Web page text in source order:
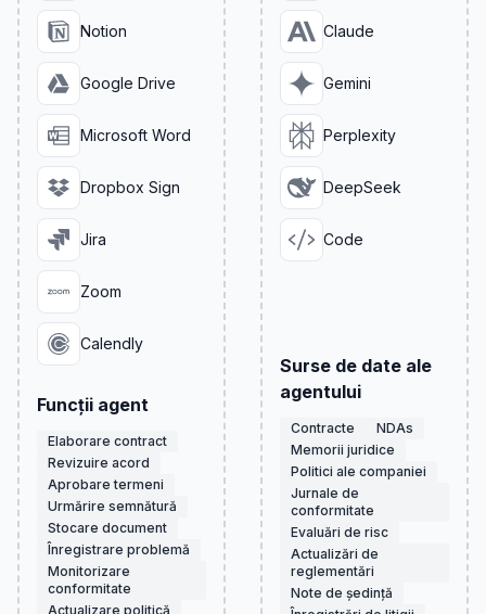
Notion
Google Drive
Microsoft Word
Dropbox Sign
Jira
Zoom
Calendly
Funcții agent
Elaborare contract
Revizuire acord
Aprobare termeni
Urmărire semnătură
Stocare document
Înregistrare problemă
Monitorizare
conformitate
Actualizare politică
Claude
Gemini
Perplexity
DeepSeek
Code
Surse de date ale
agentului
Contracte
NDAs
Memorii juridice
Politici ale companiei
Jurnale de
conformitate
Evaluări de risc
Actualizări de
reglementări
Note de ședință